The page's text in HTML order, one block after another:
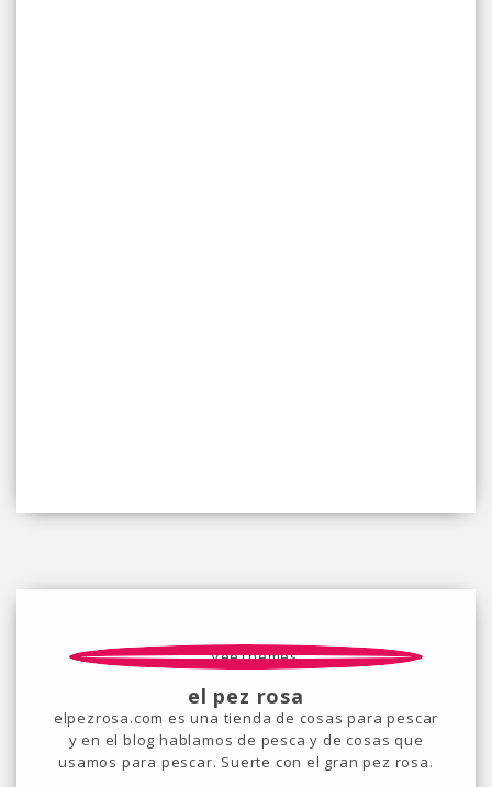
el pez rosa
elpezrosa.com es una tienda de cosas para pescar
y en el blog hablamos de pesca y de cosas que
usamos para pescar. Suerte con el gran pez rosa.